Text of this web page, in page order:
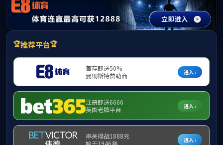
提示：访问地址无效，9620/http:找不到对应的栏目！
首页 关闭此页